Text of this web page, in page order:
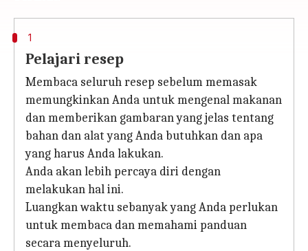
1
Pelajari resep
Membaca seluruh resep sebelum memasak
memungkinkan Anda untuk mengenal makanan
dan memberikan gambaran yang jelas tentang
bahan dan alat yang Anda butuhkan dan apa
yang harus Anda lakukan.
Anda akan lebih percaya diri dengan
melakukan hal ini.
Luangkan waktu sebanyak yang Anda perlukan
untuk membaca dan memahami panduan
secara menyeluruh.